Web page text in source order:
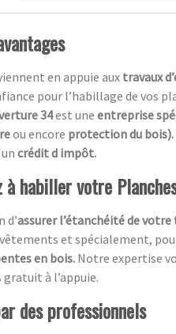
en appuie aux travaux
pour l’habillage de vos
34est une entreprise
ou encore protection du bois).
crédit d impôt.
à habiller votre
d’assurer l’étanchéité de
et spécialement,
en bois. Notre expertise
gratuit à l’appuie.
des professionnels